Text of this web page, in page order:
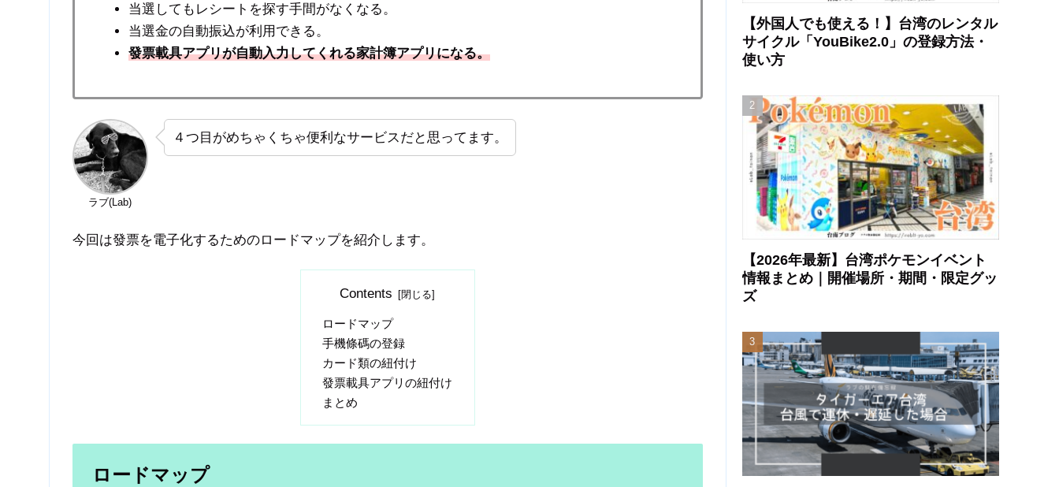
当選してもレシートを探す手間がなくなる。
当選金の自動振込が利用できる。
發票載具アプリが自動入力してくれる家計簿アプリになる。
ラブ(Lab)
４つ目がめちゃくちゃ便利なサービスだと思ってます。
今回は發票を電子化するためのロードマップを紹介します。
Contents
ロードマップ
手機條碼の登録
カード類の紐付け
發票載具アプリの紐付け
まとめ
ロードマップ
【外国人でも使える！】台湾のレンタル
サイクル「YouBike2.0」の登録方法・
使い方
【2026年最新】台湾ポケモンイベント
情報まとめ｜開催場所・期間・限定グッ
ズ